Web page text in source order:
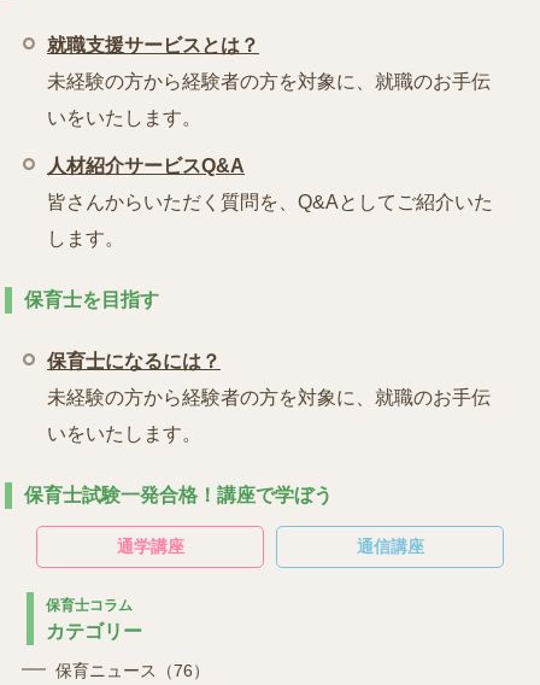
就職支援サービスとは？
未経験の方から経験者の方を対象に、就職のお手伝
いをいたします。
人材紹介サービスQ&A
皆さんからいただく質問を、Q&Aとしてご紹介いた
します。
保育士を目指す
保育士になるには？
未経験の方から経験者の方を対象に、就職のお手伝
いをいたします。
保育士試験一発合格！講座で学ぼう
通学講座 通信講座
保育士コラム
カテゴリー
保育ニュース（76）